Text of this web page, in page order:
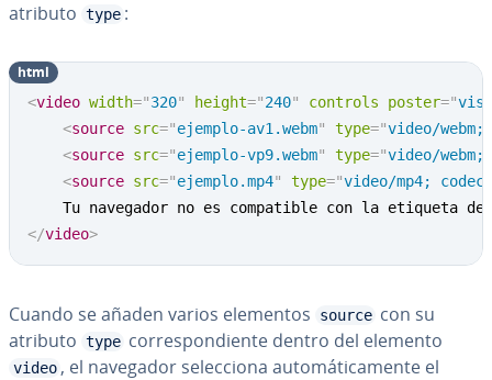
atributo type :
<video width="320" height="240" controls poster="
<source src="ejemplo-av1.webm" type="video/webm;
<source src="ejemplo-vp9.webm" type="video/webm;
<source src="ejemplo.mp4" type="video/mp4;
</video>
html
Cuando se añaden varios elementos source con su
atributo type co­rre­s­po­n­die­n­te dentro del elemento
video , el navegador se­le­c­cio­na au­to­má­ti­ca­me­n­te el